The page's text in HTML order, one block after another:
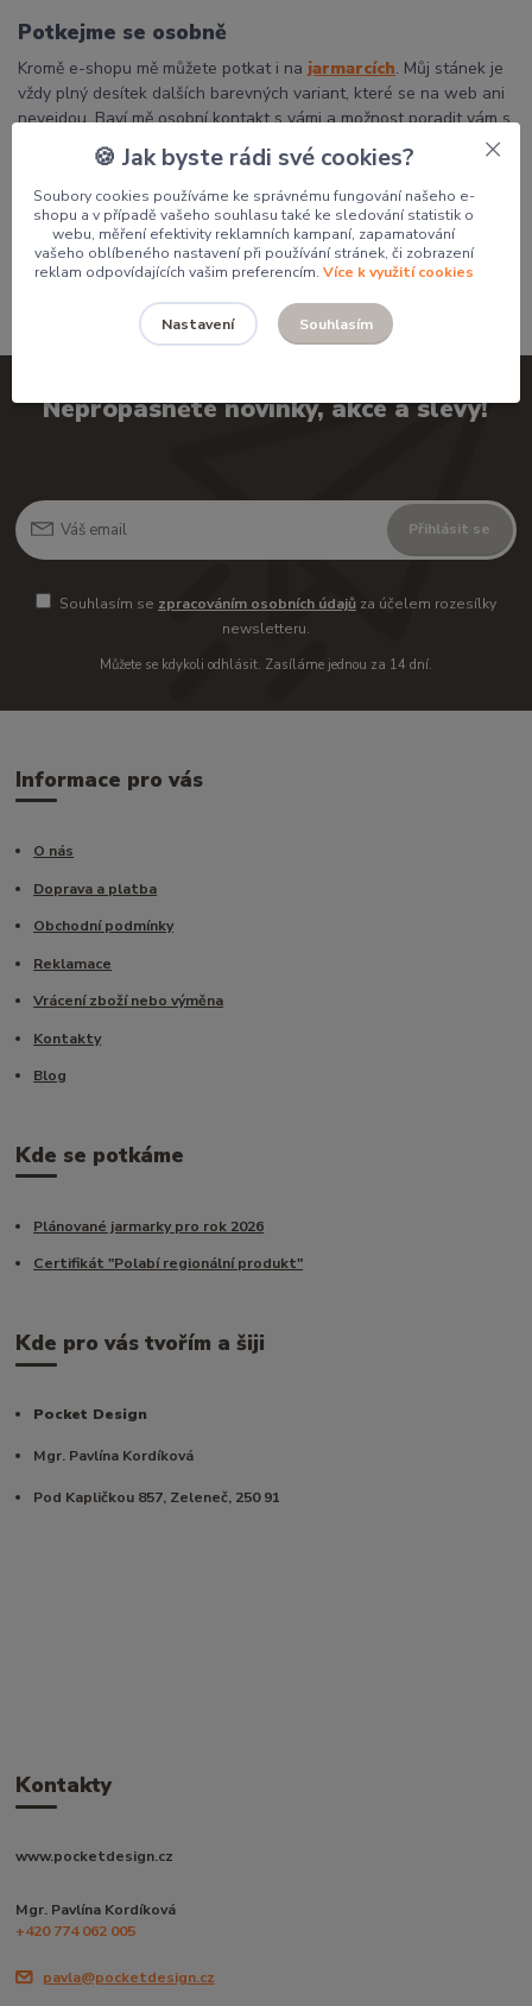
Potkejme se osobně
Kromě e-shopu mě můžete potkat i na jarmarcích. Můj stánek je
vždy plný desítek dalších barevných variant, které se na web ani
nevejdou. Baví mě osobní kontakt s vámi a možnost poradit vám s
výběrem přímo na místě.
Děkuji, že podporujete poctivou českou tvorbu a dáváte mým
výrobkům domov.
Pavlína
Nepropásněte novinky, akce a slevy!
Přihlásit se
Souhlasím se zpracováním osobních údajůza účelem rozesílky
newsletteru.
Můžete se kdykoli odhlásit. Zasíláme jednou za 14 dní.
Informace pro vás
O nás
Doprava a platba
Obchodní podmínky
Reklamace
Vrácení zboží nebo výměna
Kontakty
Blog
Kde se potkáme
Plánované jarmarky pro rok 2026
Certifikát "Polabí regionální produkt"
Kde pro vás tvořím a šiji
Pocket Design
Mgr. Pavlína Kordíková
Pod Kapličkou 857, Zeleneč, 250 91
Kontakty
www.pocketdesign.cz
Mgr. Pavlína Kordíková
+420 774 062 005
pavla@pocketdesign.cz
🍪 Jak byste rádi své cookies?
Soubory cookies používáme ke správnému fungování našeho e-
shopu a v případě vašeho souhlasu také ke sledování statistik o
webu, měření efektivity reklamních kampaní, zapamatování
vašeho oblíbeného nastavení při používání stránek, či zobrazení
reklam odpovídajících vašim preferencím. Více k využití cookies
Nastavení Souhlasím